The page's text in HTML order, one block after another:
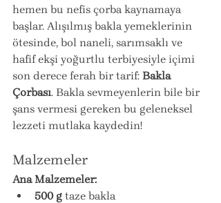
hemen bu nefis çorba kaynamaya
başlar. Alışılmış bakla yemeklerinin
ötesinde, bol naneli, sarımsaklı ve
hafif ekşi yoğurtlu terbiyesiyle içimi
son derece ferah bir tarif: Bakla
Çorbası. Bakla sevmeyenlerin bile bir
şans vermesi gereken bu geleneksel
lezzeti mutlaka kaydedin!
Malzemeler
Ana Malzemeler:
500 g taze bakla